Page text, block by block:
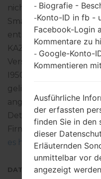
nicht zu überprüfen,
Smartphones dem
entspricht. Der
KAZAKHSTAN.
Version
I9500OXEHPL1,
geliefert. Die
angegebenen
Detalierte
Firmware auf
es hier
DATEINAME
- Biografie -
-Konto-ID in fb -
Facebook-Login
Kommentare zu
- Google-Konto-
Kommentieren
Ausführliche
der erfassten
finden Sie in den
dieser
Erläuternden
unmittelbar vor
angezeigt